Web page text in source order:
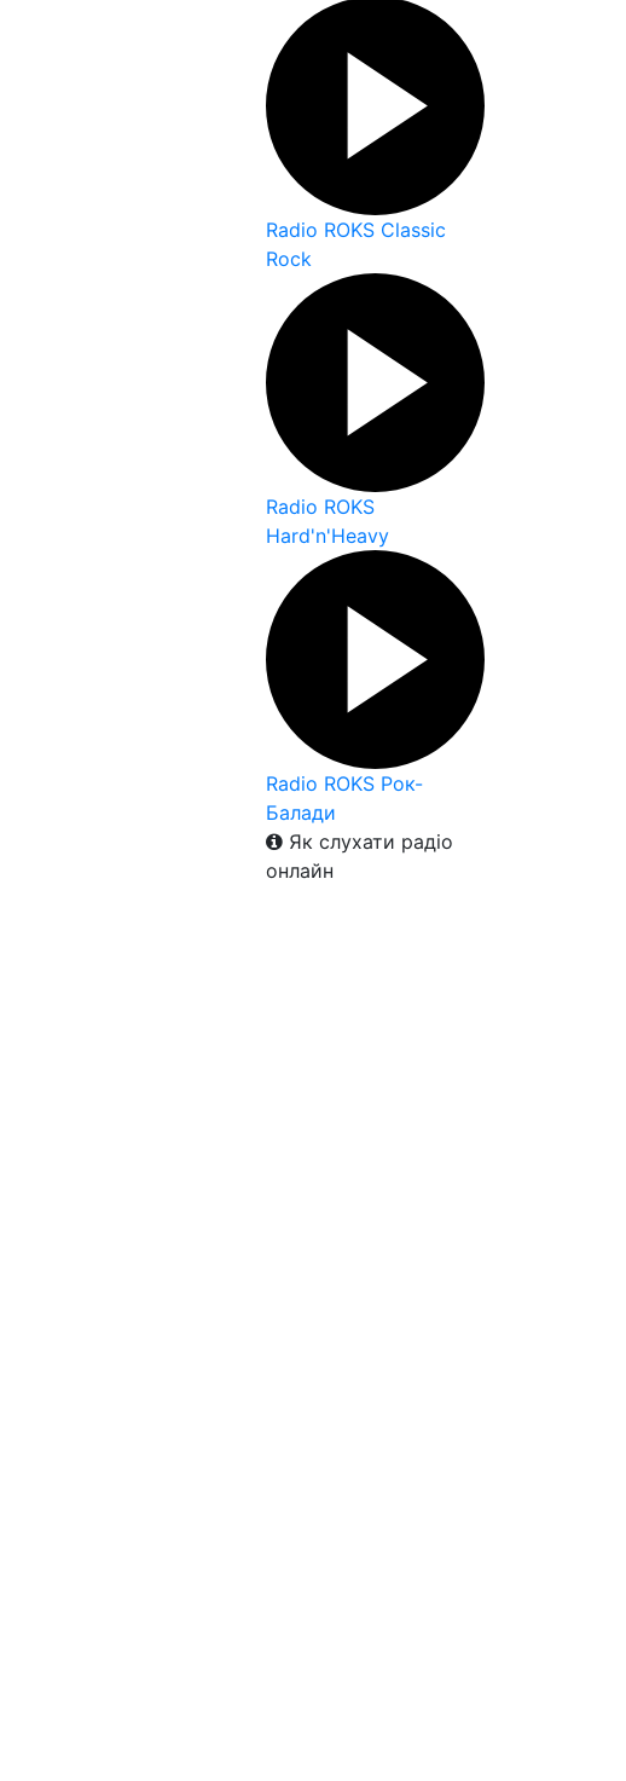
Radio ROKS Classic
Rock
Radio ROKS
Hard'n'Heavy
Radio ROKS Рок-
Балади
Як слухати радіо
онлайн